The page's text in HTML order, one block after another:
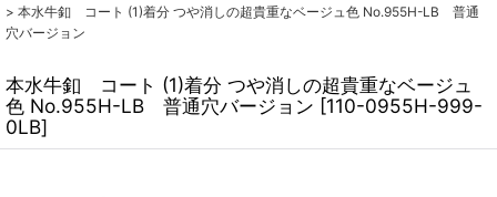
> 本水牛釦 コート (1)着分 つや消しの超貴重なベージュ色 No.955H-LB 普通
穴バージョン
本水牛釦 コート (1)着分 つや消しの超貴重なベージュ
色 No.955H-LB 普通穴バージョン [110-0955H-999-
0LB]